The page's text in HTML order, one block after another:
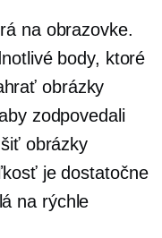
na obrazovke.
body, ktoré
obrázky
zodpovedali
obrázky
je dostatočne
na rýchle